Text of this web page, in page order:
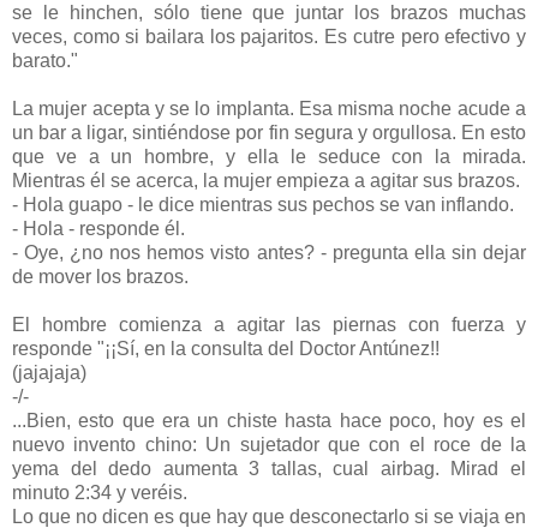
se le hinchen, sólo tiene que juntar los brazos muchas
veces, como si bailara los pajaritos. Es cutre pero efectivo y
barato."
La mujer acepta y se lo implanta. Esa misma noche acude a
un bar a ligar, sintiéndose por fin segura y orgullosa. En esto
que ve a un hombre, y ella le seduce con la mirada.
Mientras él se acerca, la mujer empieza a agitar sus brazos.
- Hola guapo - le dice mientras sus pechos se van inflando.
- Hola - responde él.
- Oye, ¿no nos hemos visto antes? - pregunta ella sin dejar
de mover los brazos.
El hombre comienza a agitar las piernas con fuerza y
responde "¡¡Sí, en la consulta del Doctor Antúnez!!
(jajajaja)
-/-
...Bien, esto que era un chiste hasta hace poco, hoy es el
nuevo invento chino: Un sujetador que con el roce de la
yema del dedo aumenta 3 tallas, cual airbag. Mirad el
minuto 2:34 y veréis.
Lo que no dicen es que hay que desconectarlo si se viaja en